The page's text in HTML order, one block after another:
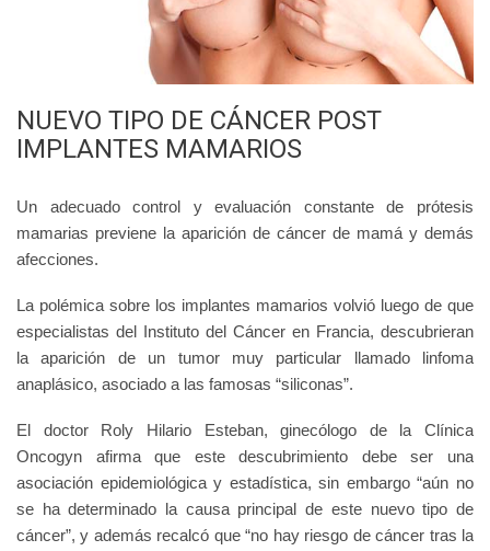
NUEVO TIPO DE CÁNCER POST
IMPLANTES MAMARIOS
Un adecuado control y evaluación constante de prótesis
mamarias previene la aparición de cáncer de mamá y demás
afecciones.
La polémica sobre los implantes mamarios volvió luego de que
especialistas del Instituto del Cáncer en Francia, descubrieran
la aparición de un tumor muy particular llamado linfoma
anaplásico, asociado a las famosas “siliconas”.
El doctor Roly Hilario Esteban, ginecólogo de la Clínica
Oncogyn afirma que este descubrimiento debe ser una
asociación epidemiológica y estadística, sin embargo “aún no
se ha determinado la causa principal de este nuevo tipo de
cáncer”, y además recalcó que “no hay riesgo de cáncer tras la